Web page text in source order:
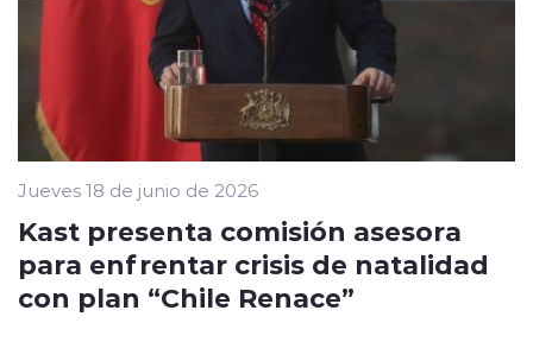
Jueves 18 de junio de 2026
Kast presenta comisión asesora
para enfrentar crisis de natalidad
con plan “Chile Renace”